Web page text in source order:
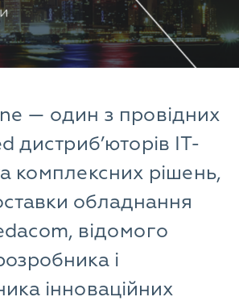
— один з провідних
дистриб’юторів ІТ-
комплексних рішень,
обладнання
відомого
і
інноваційних